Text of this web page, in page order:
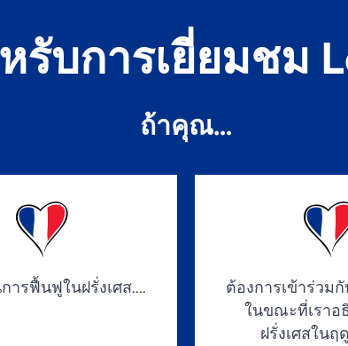
บการเยี่ยมชม
ถ้าคุณ…
ารฟื้นฟูในฝรั่งเศส....
ต้องการเข้าร่วม
ในขณะที่เราอ
ฝรั่งเศสในฤ